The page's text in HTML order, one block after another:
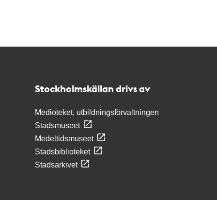
Stockholmskällan drivs av
Medioteket, utbildningsförvaltningen
Stadsmuseet
Medeltidsmuseet
Stadsbiblioteket
Stadsarkivet